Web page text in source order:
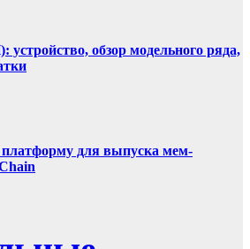
обзор модельного ряда,
платформу для выпуска мем-